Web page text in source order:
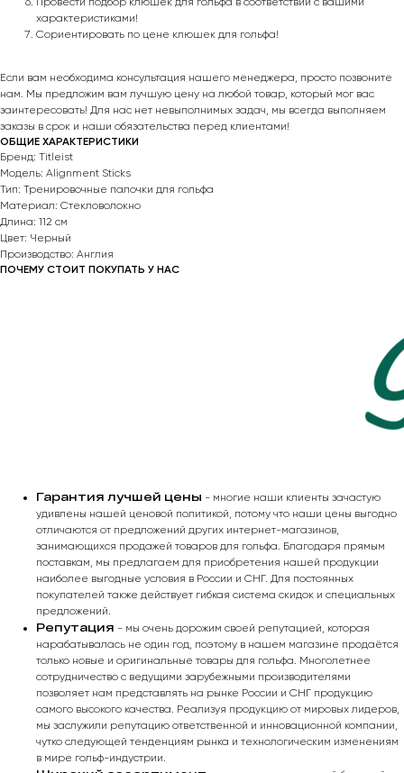
характеристиками!
Сориентировать по цене клюшек для гольфа!
Если вам необходима консультация нашего менеджера, просто позвоните
нам. Мы предложим вам лучшую цену на любой товар, который мог вас
заинтересовать! Для нас нет невыполнимых задач, мы всегда выполняем
заказы в срок и наши обязательства перед клиентами!
ОБЩИЕ ХАРАКТЕРИСТИКИ
Бренд: Titleist
Модель: Alignment Sticks
Тип: Тренировочные палочки для гольфа
Материал: Стекловолокно
Длина: 112 см
Цвет: Черный
Производство: Англия
ПОЧЕМУ СТОИТ ПОКУПАТЬ У НАС
Гарантия лучшей цены - многие наши клиенты зачастую
удивлены нашей ценовой политикой, потому что наши цены выгодно
отличаются от предложений других интернет-магазинов,
занимающихся продажей товаров для гольфа. Благодаря прямым
поставкам, мы предлагаем для приобретения нашей продукции
наиболее выгодные условия в России и СНГ. Для постоянных
покупателей также действует гибкая система скидок и специальных
предложений.
Репутация - мы очень дорожим своей репутацией, которая
нарабатывалась не один год, поэтому в нашем магазине продаётся
только новые и оригинальные товары для гольфа. Многолетнее
сотрудничество с ведущими зарубежными производителями
позволяет нам представлять на рынке России и СНГ продукцию
самого высокого качества. Реализуя продукцию от мировых лидеров,
мы заслужили репутацию ответственной и инновационной компании,
чутко следующей тенденциям рынка и технологическим изменениям
в мире гольф-индустрии.